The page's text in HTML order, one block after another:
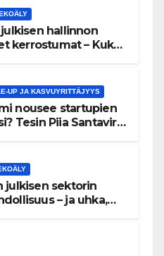
hallinnon
kerrostumat – Kuka
UP JA KASVUYRITTÄJYYS
nousee startupien
Tesin Piia Santavirta
julkisen sektorin
– ja uhka,